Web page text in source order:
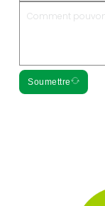
Soumettre